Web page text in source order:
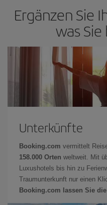
Ergänzen Sie
was
Unterkünfte
Booking.com vermittelt
158.000 Orten weltweit. Mit
Luxushotels bis hin zu
Traumunterkunft nur einen
Booking.com lassen Sie